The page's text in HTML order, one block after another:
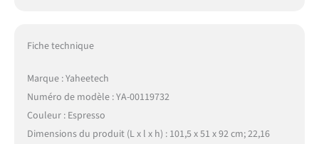
Fiche technique
Marque : Yaheetech
Numéro de modèle : YA-00119732
Couleur : Espresso
Dimensions du produit (L x l x h) : 101,5 x 51 x 92 cm; 22,16